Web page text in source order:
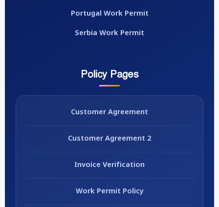
Portugal Work Permit
Serbia Work Permit
Policy Pages
Customer Agreement
Customer Agreement 2
Invoice Verification
Work Permit Policy